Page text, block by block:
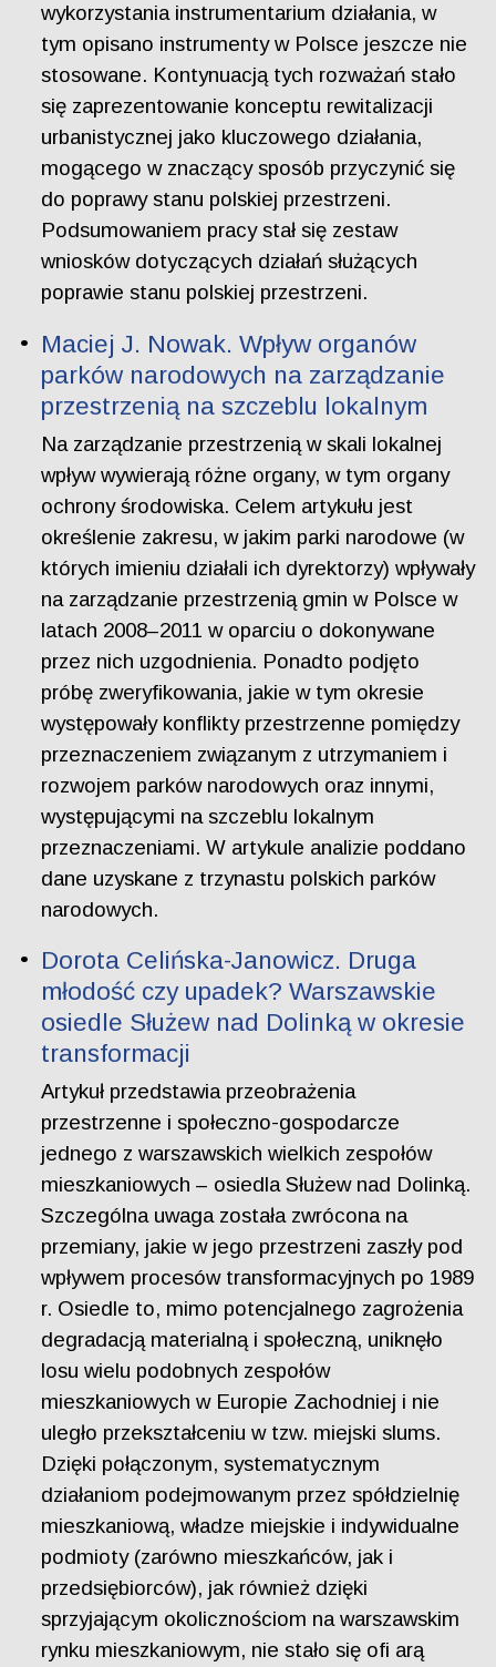
wykorzystania instrumentarium działania, w
tym opisano instrumenty w Polsce jeszcze nie
stosowane. Kontynuacją tych rozważań stało
się zaprezentowanie konceptu rewitalizacji
urbanistycznej jako kluczowego działania,
mogącego w znaczący sposób przyczynić się
do poprawy stanu polskiej przestrzeni.
Podsumowaniem pracy stał się zestaw
wniosków dotyczących działań służących
poprawie stanu polskiej przestrzeni.
Maciej J. Nowak. Wpływ organów
parków narodowych na zarządzanie
przestrzenią na szczeblu lokalnym
Na zarządzanie przestrzenią w skali lokalnej
wpływ wywierają różne organy, w tym organy
ochrony środowiska. Celem artykułu jest
określenie zakresu, w jakim parki narodowe (w
których imieniu działali ich dyrektorzy) wpływały
na zarządzanie przestrzenią gmin w Polsce w
latach 2008–2011 w oparciu o dokonywane
przez nich uzgodnienia. Ponadto podjęto
próbę zweryfikowania, jakie w tym okresie
występowały konflikty przestrzenne pomiędzy
przeznaczeniem związanym z utrzymaniem i
rozwojem parków narodowych oraz innymi,
występującymi na szczeblu lokalnym
przeznaczeniami. W artykule analizie poddano
dane uzyskane z trzynastu polskich parków
narodowych.
Dorota Celińska-Janowicz. Druga
młodość czy upadek? Warszawskie
osiedle Służew nad Dolinką w okresie
transformacji
Artykuł przedstawia przeobrażenia
przestrzenne i społeczno-gospodarcze
jednego z warszawskich wielkich zespołów
mieszkaniowych – osiedla Służew nad Dolinką.
Szczególna uwaga została zwrócona na
przemiany, jakie w jego przestrzeni zaszły pod
wpływem procesów transformacyjnych po 1989
r. Osiedle to, mimo potencjalnego zagrożenia
degradacją materialną i społeczną, uniknęło
losu wielu podobnych zespołów
mieszkaniowych w Europie Zachodniej i nie
uległo przekształceniu w tzw. miejski slums.
Dzięki połączonym, systematycznym
działaniom podejmowanym przez spółdzielnię
mieszkaniową, władze miejskie i indywidualne
podmioty (zarówno mieszkańców, jak i
przedsiębiorców), jak również dzięki
sprzyjającym okolicznościom na warszawskim
rynku mieszkaniowym, nie stało się ofi arą